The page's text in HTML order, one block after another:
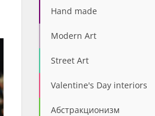
Hand made
Modern Art
Street Art
Valentine's Day interiors
Абстракционизм